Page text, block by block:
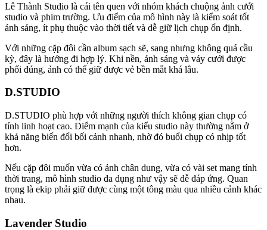
Lê Thành Studio là cái tên quen với nhóm khách chuộng ảnh cưới
studio và phim trường. Ưu điểm của mô hình này là kiểm soát tốt
ánh sáng, ít phụ thuộc vào thời tiết và dễ giữ lịch chụp ổn định.
Với những cặp đôi cần album sạch sẽ, sang nhưng không quá cầu
kỳ, đây là hướng đi hợp lý. Khi nền, ánh sáng và váy cưới được
phối đúng, ảnh có thể giữ được vẻ bền mắt khá lâu.
D.STUDIO
D.STUDIO phù hợp với những người thích không gian chụp có
tính linh hoạt cao. Điểm mạnh của kiểu studio này thường nằm ở
khả năng biến đổi bối cảnh nhanh, nhờ đó buổi chụp có nhịp tốt
hơn.
Nếu cặp đôi muốn vừa có ảnh chân dung, vừa có vài set mang tính
thời trang, mô hình studio đa dụng như vậy sẽ dễ đáp ứng. Quan
trọng là ekip phải giữ được cùng một tông màu qua nhiều cảnh khác
nhau.
Lavender Studio